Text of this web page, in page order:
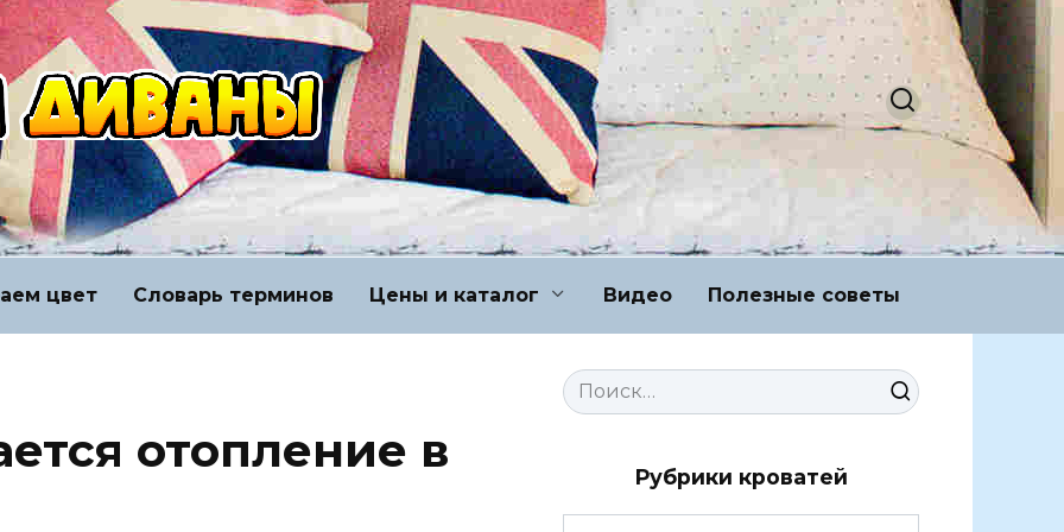
цвет Словарь терминов Цены и каталог Видео Полезные советы
отопление в
Search
for:
Рубрики кроватей